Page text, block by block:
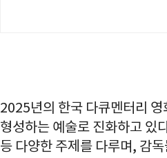
2025년의 한국 다큐멘터리
형성하는 예술로 진화하고 있
등 다양한 주제를 다루며, 감독